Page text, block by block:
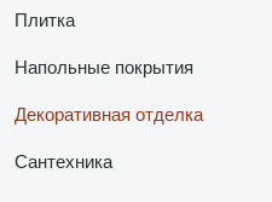
Плитка
Напольные покрытия
Декоративная отделка
Сантехника